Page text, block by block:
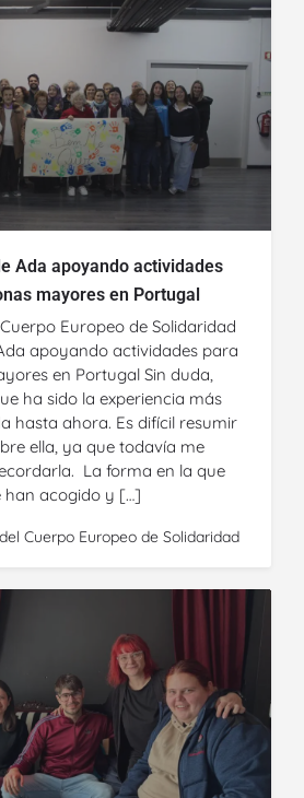
Ada apoyando actividades
mayores en Portugal
Europeo de Solidaridad
apoyando actividades para
en Portugal Sin duda,
ha sido la experiencia más
hasta ahora. Es difícil resumir
ella, ya que todavía me
La forma en la que
han acogido y […]
Cuerpo Europeo de Solidaridad